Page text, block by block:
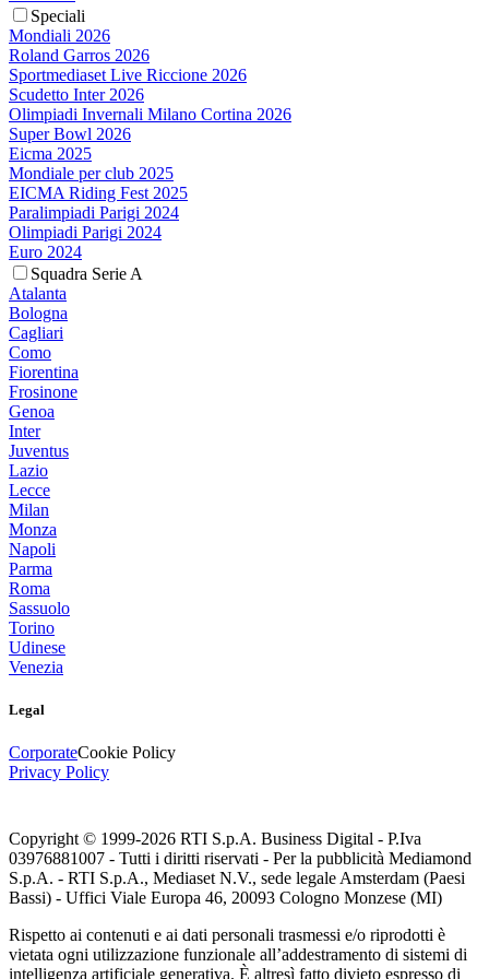
Speciali
Mondiali 2026
Roland Garros 2026
Sportmediaset Live Riccione 2026
Scudetto Inter 2026
Olimpiadi Invernali Milano Cortina 2026
Super Bowl 2026
Eicma 2025
Mondiale per club 2025
EICMA Riding Fest 2025
Paralimpiadi Parigi 2024
Olimpiadi Parigi 2024
Euro 2024
Squadra Serie A
Atalanta
Bologna
Cagliari
Como
Fiorentina
Frosinone
Genoa
Inter
Juventus
Lazio
Lecce
Milan
Monza
Napoli
Parma
Roma
Sassuolo
Torino
Udinese
Venezia
Legal
CorporateCookie Policy
Privacy Policy
Copyright © 1999-2026 RTI S.p.A. Business Digital - P.Iva
03976881007 - Tutti i diritti riservati - Per la pubblicità Mediamond
S.p.A. - RTI S.p.A., Mediaset N.V., sede legale Amsterdam (Paesi
Bassi) - Uffici Viale Europa 46, 20093 Cologno Monzese (MI)
Rispetto ai contenuti e ai dati personali trasmessi e/o riprodotti è
vietata ogni utilizzazione funzionale all’addestramento di sistemi di
intelligenza artificiale generativa. È altresì fatto divieto espresso di